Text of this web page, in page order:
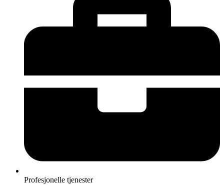
Profesjonelle tjenester